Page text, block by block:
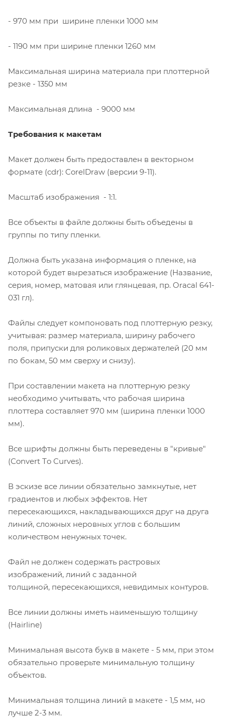
- 970 мм при ширине пленки 1000 мм
- 1190 мм при ширине пленки 1260 мм
Максимальная ширина материала при плоттерной
резке - 1350 мм
Максимальная длина - 9000 мм
Требования к макетам
Макет должен быть предоставлен в векторном
формате (cdr): CorelDraw (версии 9-11).
Масштаб изображения - 1:1.
Все объекты в файле должны быть объедены в
группы по типу пленки.
Должна быть указана информация о пленке, на
которой будет вырезаться изображение (Название,
серия, номер, матовая или глянцевая, пр. Oracal 641-
031 гл).
Файлы следует компоновать под плоттерную резку,
учитывая: размер материала, ширину рабочего
поля, припуски для роликовых держателей (20 мм
по бокам, 50 мм сверху и снизу).
При составлении макета на плоттерную резку
необходимо учитывать, что рабочая ширина
плоттера составляет 970 мм (ширина пленки 1000
мм).
Все шрифты должны быть переведены в "кривые"
(Сonvert Тo Сurves).
В эскизе все линии обязательно замкнутые, нет
градиентов и любых эффектов. Нет
пересекающихся, накладывающихся друг на друга
линий, сложных неровных углов с большим
количеством ненужных точек.
Файл не должен содержать растровых
изображений, линий с заданной
толщиной, пересекающихся, невидимых контуров.
Все линии должны иметь наименьшую толщину
(Hairline)
Минимальная высота букв в макете - 5 мм, при этом
обязательно проверьте минимальную толщину
объектов.
Минимальная толщина линий в макете - 1,5 мм, но
лучше 2-3 мм.